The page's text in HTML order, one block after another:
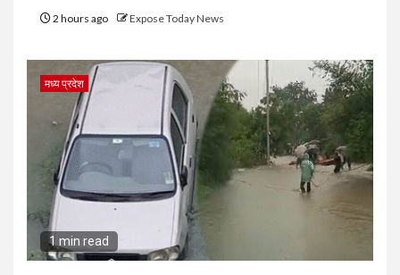
2 hours ago Expose Today News
मध्य प्रदेश
1 min read